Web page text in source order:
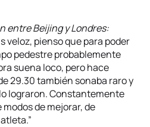
entre Beijing y Londres:
veloz, pienso que para poder
pedestre probablemente
suena loco, pero hace
29.30 también sonaba raro y
lograron. Constantemente
de mejorar, de